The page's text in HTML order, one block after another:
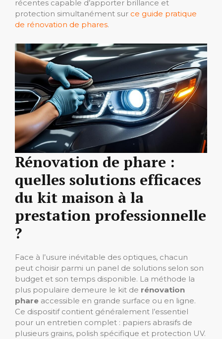
récentes capable d’apporter brillance et
protection simultanément sur ce guide pratique
de rénovation de phares.
Rénovation de phare :
quelles solutions efficaces
du kit maison à la
prestation professionnelle
?
Face à l’usure inévitable des optiques, chacun
peut choisir parmi un panel de solutions selon son
budget et son temps disponible. La méthode la
plus populaire demeure le kit de rénovation
phare accessible en grande surface ou en ligne.
Ce dispositif contient généralement l’essentiel
pour un entretien complet : papiers abrasifs de
plusieurs grains, polish spécifique et protection UV.